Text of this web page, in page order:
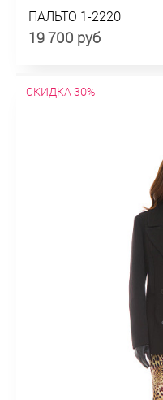
ПАЛЬТО 1-2220
19 700 руб
СКИДКА 30%